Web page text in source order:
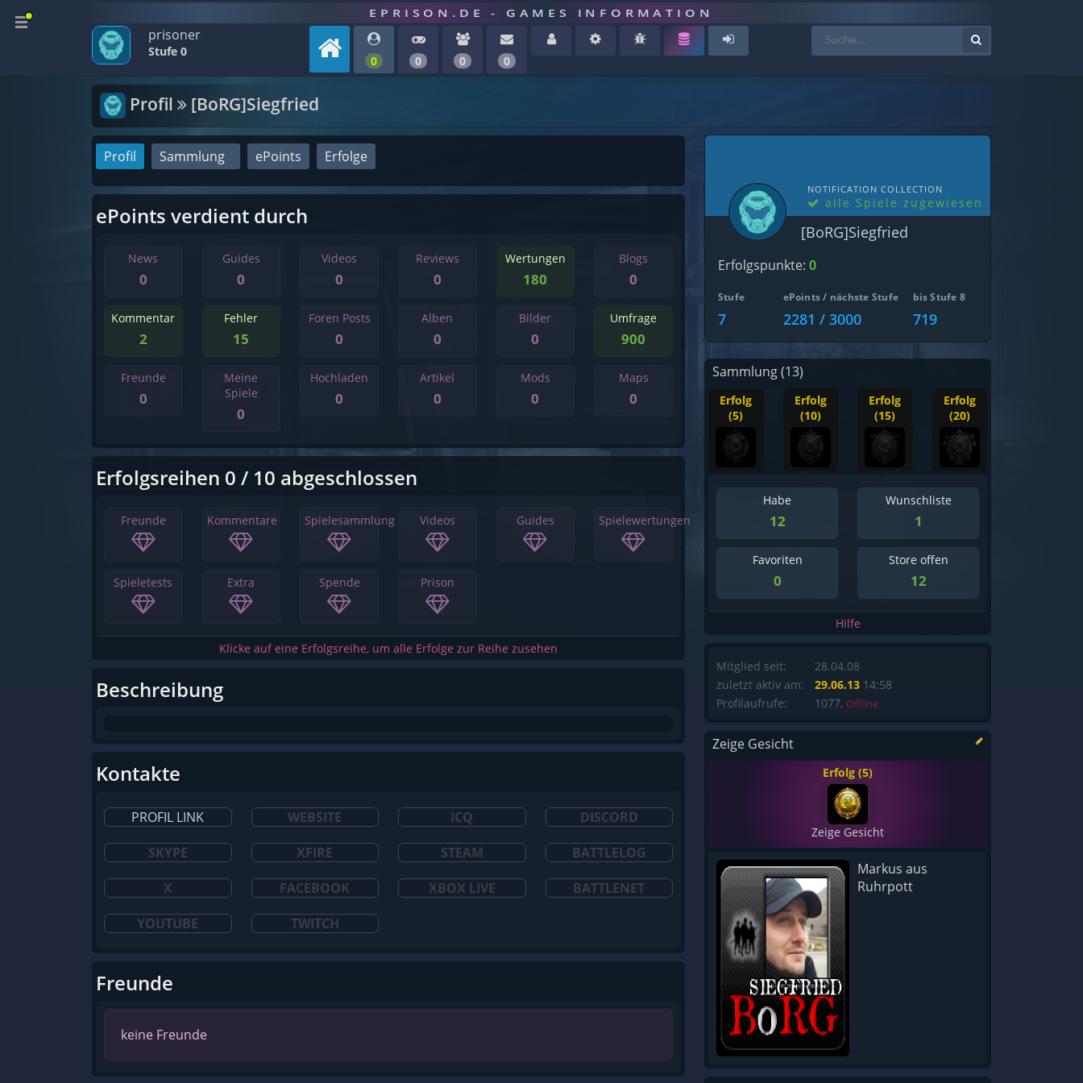
EPRISON.DE - GAMES INFORMATION
prisoner
Stufe 0
0 0 0 0
Profil [BoRG]Siegfried
Profil Sammlung ePoints Erfolge
ePoints verdient durch
News
0
Guides
0
Videos
0
Reviews
0
Wertungen
180
Blogs
0
Kommentar
2
Fehler
15
Foren Posts
0
Alben
0
Bilder
0
Umfrage
900
Freunde
0
Meine
Spiele
0
Hochladen
0
Artikel
0
Mods
0
Maps
0
Erfolgsreihen 0 / 10 abgeschlossen
Freunde Kommentare Spielesammlung Videos Guides Spielewertungen
Spieletests Extra Spende Prison
Klicke auf eine Erfolgsreihe, um alle Erfolge zur Reihe zusehen
Beschreibung
Kontakte
PROFIL LINK WEBSITE ICQ
DISCORD
SKYPE
XFIRE STEAM
BATTLELOG
X
FACEBOOK XBOX LIVE
BATTLENET
YOUTUBE
TWITCH
Freunde
keine Freunde
NOTIFICATION COLLECTION
alle Spiele zugewiesen
[BoRG]Siegfried
Erfolgspunkte: 0
Stufe
7
ePoints / nächste Stufe
2281 / 3000
bis Stufe 8
719
Sammlung (13)
Erfolg
(5)
Erfolg
(10)
Erfolg
(15)
Erfolg
(20)
Habe
12
Wunschliste
1
Favoriten
0
Store offen
12
Hilfe
Mitglied seit:
zuletzt aktiv am:
Profilaufrufe:
28.04.08
29.06.13 14:58
1077, Offline
Zeige Gesicht
Erfolg (5)
Zeige Gesicht
Markus aus
Ruhrpott